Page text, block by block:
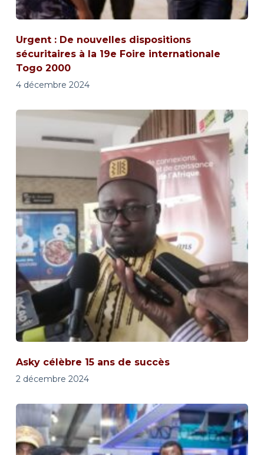
Urgent : De nouvelles dispositions
sécuritaires à la 19e Foire internationale
Togo 2000
4 décembre 2024
Asky célèbre 15 ans de succès
2 décembre 2024